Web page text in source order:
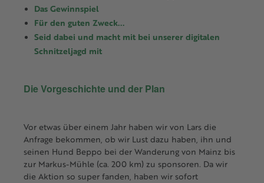
Das Gewinnspiel
Für den guten Zweck...
Seid dabei und macht mit bei unserer digitalen
Schnitzeljagd mit
Die Vorgeschichte und der Plan
Vor etwas über einem Jahr haben wir von Lars die
Anfrage bekommen, ob wir Lust dazu haben, ihn und
seinen Hund Beppo bei der Wanderung von Mainz bis
zur Markus-Mühle (ca. 200 km) zu sponsoren. Da wir
die Aktion so super fanden, haben wir sofort